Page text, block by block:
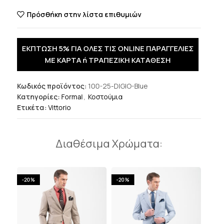
Πρόσθήκη στην λίστα επιθυμιών
ΕΚΠΤΩΣΗ 5% ΓΙΑ ΟΛΕΣ ΤΙΣ ONLINE ΠΑΡΑΓΓΕΛΙΕΣ
ΜΕ ΚΑΡΤΑ ή ΤΡΑΠΕΖΙΚΗ ΚΑΤΑΘΕΣΗ
Κωδικός προϊόντος: 100-25-DIGIO-Blue
Κατηγορίες: Formal , Κοστούμια
Ετικέτα: Vittorio
Διαθέσιμα Χρώματα:
-20% -20%